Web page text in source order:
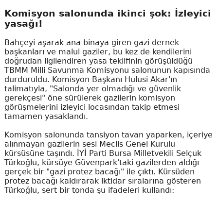
Komisyon salonunda ikinci şok: İzleyici
yasağı!
Bahçeyi aşarak ana binaya giren gazi dernek
başkanları ve malul gaziler, bu kez de kendilerini
doğrudan ilgilendiren yasa teklifinin görüşüldüğü
TBMM Milli Savunma Komisyonu salonunun kapısında
durduruldu. Komisyon Başkanı Hulusi Akar'ın
talimatıyla, "Salonda yer olmadığı ve güvenlik
gerekçesi" öne sürülerek gazilerin komisyon
görüşmelerini izleyici locasından takip etmesi
tamamen yasaklandı.
Komisyon salonunda tansiyon tavan yaparken, içeriye
alınmayan gazilerin sesi Meclis Genel Kurulu
kürsüsüne taşındı. İYİ Parti Bursa Milletvekili Selçuk
Türkoğlu, kürsüye Güvenpark'taki gazilerden aldığı
gerçek bir "gazi protez bacağı" ile çıktı. Kürsüden
protez bacağı kaldırarak iktidar sıralarına gösteren
Türkoğlu, sert bir tonda şu ifadeleri kullandı: